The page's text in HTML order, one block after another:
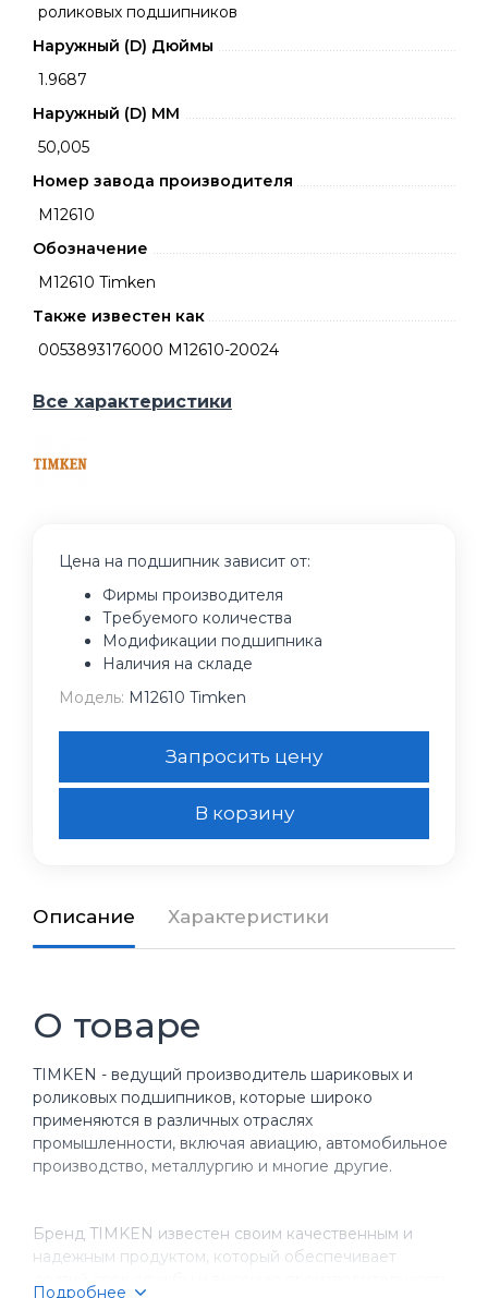
роликовых подшипников
Наружный (D) Дюймы
1.9687
Наружный (D) ММ
50,005
Номер завода производителя
M12610
Обозначение
M12610 Timken
Также известен как
0053893176000 M12610-20024
Все характеристики
Цена на подшипник зависит от:
Фирмы производителя
Требуемого количества
Модификации подшипника
Наличия на складе
Модель: M12610 Timken
Запросить цену
В корзину
Описание Характеристики
О товаре
TIMKEN - ведущий производитель шариковых и
роликовых подшипников, которые широко
применяются в различных отраслях
промышленности, включая авиацию, автомобильное
производство, металлургию и многие другие.
Бренд TIMKEN известен своим качественным и
надежным продуктом, который обеспечивает
Подробнее